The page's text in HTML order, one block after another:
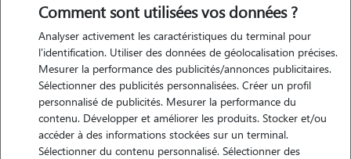
Expérience
Étant propriétaire de nombreux animaux tels que chiens , chats ,
reptiles et rongeurs .. je me suis former au fil des années . hygiène et
confort sont des points importants pour nos petits et grands
compagnons
Comment sont utilisées vos données ?
Analyser activement les caractéristiques du terminal pour
l'identification. Utiliser des données de géolocalisation précises.
Mesurer la performance des publicités/annonces publicitaires.
Sélectionner des publicités personnalisées. Créer un profil
personnalisé de publicités. Mesurer la performance du
contenu. Développer et améliorer les produits. Stocker et/ou
accéder à des informations stockées sur un terminal.
Sélectionner du contenu personnalisé. Sélectionner des